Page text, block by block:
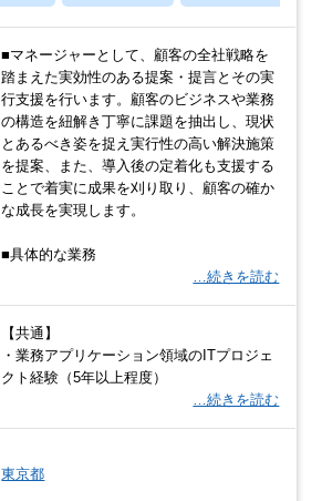
■マネージャーとして、顧客の全社戦略を
踏まえた実効性のある提案・提言とその実
行支援を行います。顧客のビジネスや業務
の構造を紐解き丁寧に課題を抽出し、現状
とあるべき姿を捉え実行性の高い解決施策
を提案、また、導入後の定着化も支援する
ことで着実に成果を刈り取り、顧客の確か
な成長を実現します。
■具体的な業務
…続きを読む
【共通】
・業務アプリケーション領域のITプロジェ
クト経験（5年以上程度）
…続きを読む
東京都